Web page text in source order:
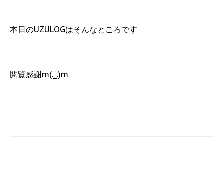
本日のUZULOGはそんなところです
閲覧感謝m(._.)m